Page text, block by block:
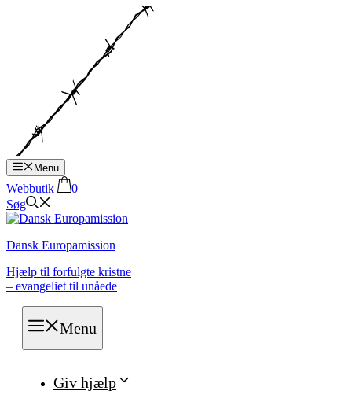
Menu
Webbutik
0
Søg
Dansk Europamission
Hjælp til forfulgte kristne
– evangeliet til unåede
Menu
Giv hjælp